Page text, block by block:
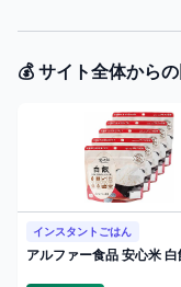
💰 サイト全体から
インスタントごはん
アルファー食品 安心米